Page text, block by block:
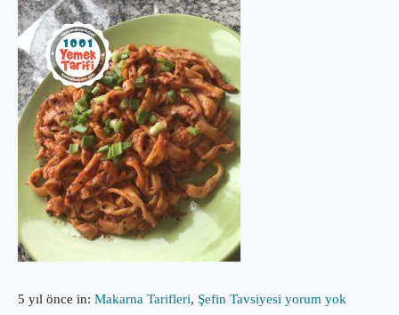
5 yıl önce in: Makarna Tarifleri, Şefin Tavsiyesi yorum yok